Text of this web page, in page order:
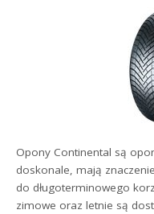
Opony Continental są
doskonale, mają
do długoterminowego
zimowe oraz letnie są